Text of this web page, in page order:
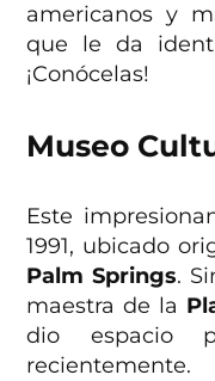
americanos y
que le da
¡Conócelas!
Museo
Este
1991, ubicado
Palm Springs.
maestra de la
dio espacio
recientemente.